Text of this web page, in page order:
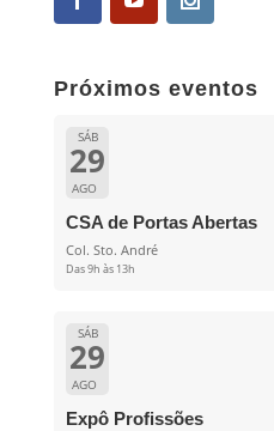
Próximos eventos
SÁB
29
AGO
CSA de Portas Abertas
Col. Sto. André
Das 9h às 13h
SÁB
29
AGO
Expô Profissões